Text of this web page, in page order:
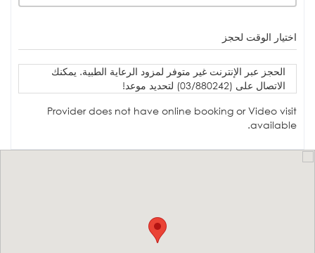
اختيار الوقت لحجز
الحجز عبر الإنترنت غير متوفر لمزود الرعاية الطبية. يمكنك
الاتصال على (03/880242) لتحديد موعد!
Provider does not have online booking or Video visit
available.